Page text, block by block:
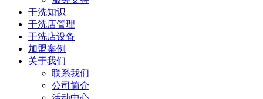
干洗知识
干洗店管理
干洗店设备
加盟案例
关于我们
联系我们
公司简介